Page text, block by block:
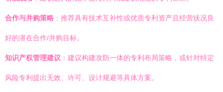
合作与并购策略 ：推荐具有技术互补性或优质专利资产且经营状况良
好的潜在合作/并购目标。
知识产权管理建议 ：建议构建攻防一体的专利布局策略，或针对特定
风险专利提出无效、许可、设计规避等具体方案。